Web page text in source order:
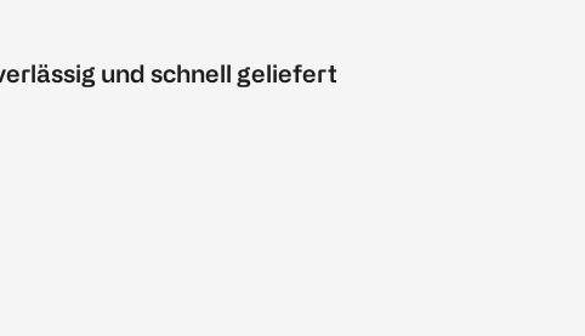
und schnell geliefert